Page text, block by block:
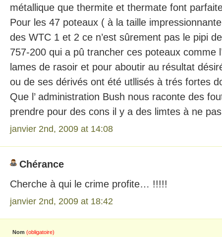
métallique que thermite et thermate font
Pour les 47 poteaux ( à la taille
des WTC 1 et 2 ce n’est sûrement pas le pipi
757-200 qui a pû trancher ces poteaux comme
lames de rasoir et pour aboutir au résultat
ou de ses dérivés ont été utllisés à trés fortes
Que l’ administration Bush nous raconte des
prendre pour des cons il y a des limtes à ne
janvier 2nd, 2009 at 14:08
Chérance
Cherche à qui le crime profite… !!!!!
janvier 2nd, 2009 at 18:42
Nom (obligatoire)